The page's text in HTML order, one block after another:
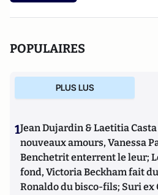
POPULAIRES
PLUS LUS
1Jean Dujardin & Laetitia
nouveaux amours, Vanessa
Benchetrit enterrent le leur;
fond, Victoria Beckham fait
Ronaldo du bisco-fils; Suri ex